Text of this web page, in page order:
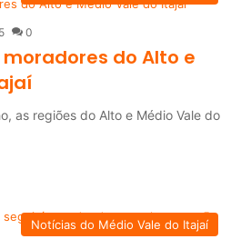
0
do Alto e
as regiões do Alto e Médio Vale do
Notícias do Médio Vale do Itajaí